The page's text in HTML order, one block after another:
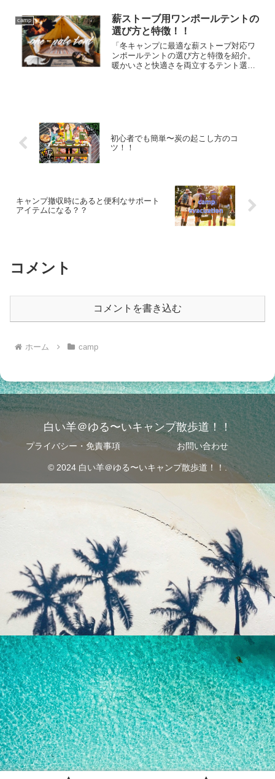
camp
薪ストーブ用ワンポールテントの
選び方と特徴！！
「冬キャンプに最適な薪ストーブ対応ワ
ンポールテントの選び方と特徴を紹介。
暖かいさと快適さを両立するテント選
初心者でも簡単〜炭の起こし方のコ
ツ！！
キャンプ撤収時にあると便利なサポート
アイテムになる？？
コメント
コメントを書き込む
ホーム camp
白い羊＠ゆる〜いキャンプ散歩道！！
プライバシー・免責事項 お問い合わせ
© 2024 白い羊＠ゆる〜いキャンプ散歩道！！.